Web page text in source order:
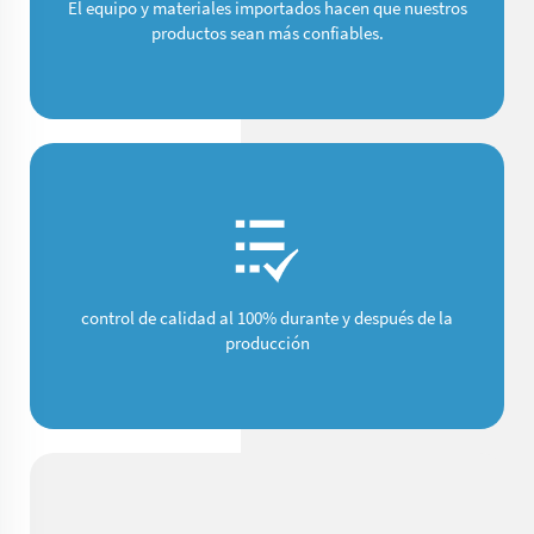
El equipo y materiales importados hacen que nuestros
productos sean más confiables.
control de calidad al 100% durante y después de la
producción